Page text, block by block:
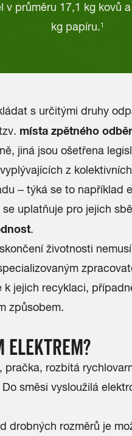
v průměru 17,1 kg kovů
kg papíru.1
s určitými druhy
místa zpětného
jiná jsou ošetřena
z
– týká se to například
uplatňuje pro jejich
.
životnosti
k jejich recyklaci,
způsobem.
ELEKTREM?
pračka, rozbitá
směsi vysloužilá
drobných rozměrů je